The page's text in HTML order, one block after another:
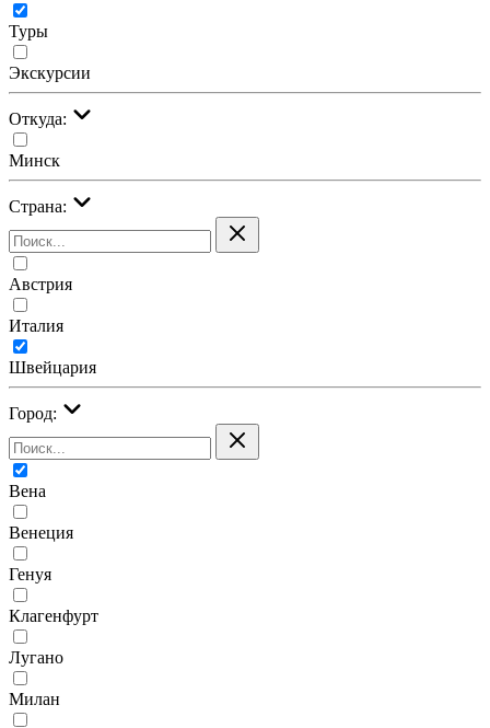
Туры
Экскурсии
Откуда:
Минск
Страна:
Австрия
Италия
Швейцария
Город:
Вена
Венеция
Генуя
Клагенфурт
Лугано
Милан